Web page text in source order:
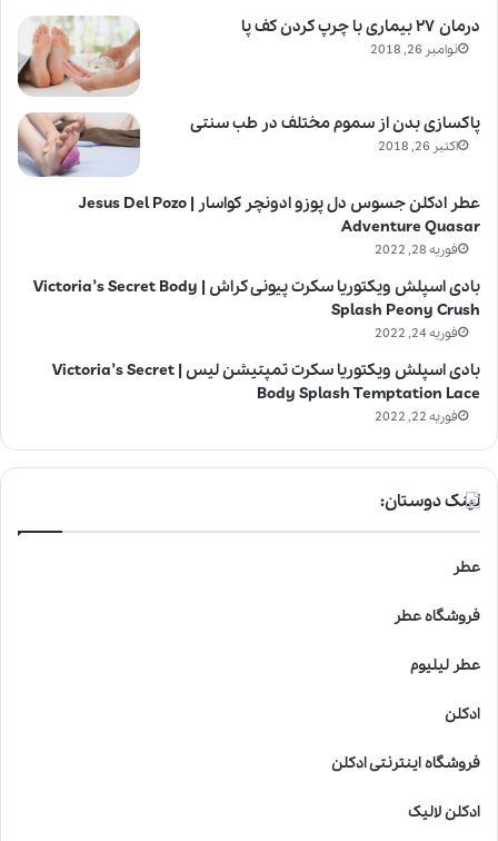
درمان ۲۷ بیماری با چرپ کردن کف پا
نوامبر 26, 2018
پاکسازی بدن از سموم مختلف در طب سنتی
اکتبر 26, 2018
عطر ادکلن جسوس دل پوزو ادونچر کواسار | Jesus Del Pozo
Adventure Quasar
فوریه 28, 2022
بادی اسپلش ویکتوریا سکرت پیونی کراش | Victoria’s Secret Body
Splash Peony Crush
فوریه 24, 2022
بادی اسپلش ویکتوریا سکرت تمپتیشن لیس | Victoria’s Secret
Body Splash Temptation Lace
فوریه 22, 2022
لینک دوستان:
عطر
فروشگاه عطر
عطر لیلیوم
ادکلن
فروشگاه اینترنتی ادکلن
ادکلن لالیک